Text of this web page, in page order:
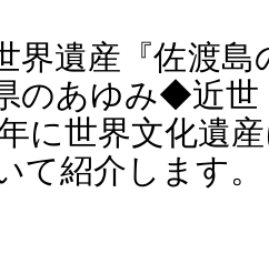
界遺産『佐渡島
のあゆみ◆近
に世界文化遺
て紹介します。